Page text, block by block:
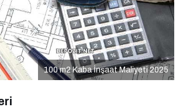
100 m2 Kaba İnşaat Maliyeti 2025